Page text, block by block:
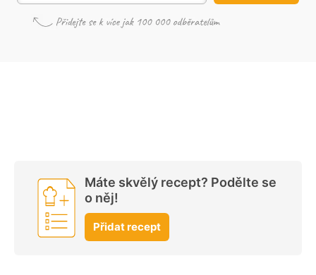
Máte skvělý recept? Podělte se
o něj!
Přidat recept